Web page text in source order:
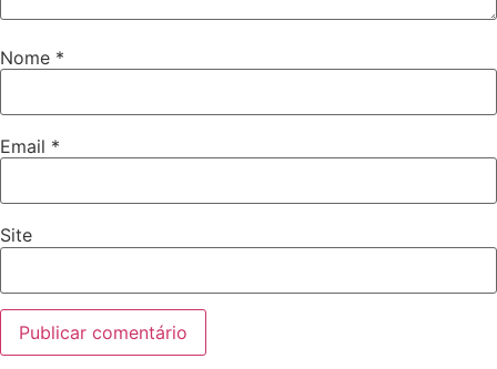
Nome *
Email *
Site